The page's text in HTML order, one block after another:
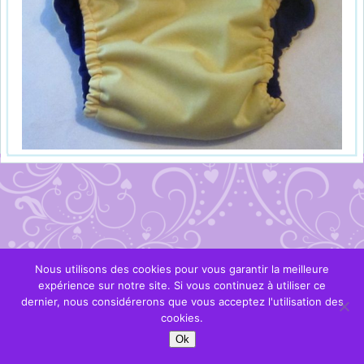
Nous utilisons des cookies pour vous garantir la meilleure
expérience sur notre site. Si vous continuez à utiliser ce
dernier, nous considérerons que vous acceptez l'utilisation des
cookies.
Ok